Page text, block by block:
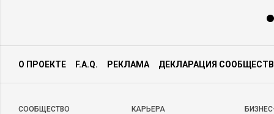
О ПРОЕКТЕ F.A.Q. РЕКЛАМА ДЕКЛАРАЦИЯ
CООБЩЕСТВО КАРЬЕРА